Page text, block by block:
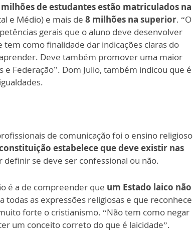
de estudantes estão matriculados na
e Médio) e mais de 8 milhões na superior. “O
gerais que o aluno deve desenvolver
como finalidade dar indicações claras do
Deve também promover uma maior
Federação”. Dom Julio, também indicou que é
de comunicação foi o ensino religioso
estabelece que deve existir nas
definir se deve ser confessional ou não.
é a de compreender que um Estado laico não
todas as expressões religiosas e que reconhece
forte o cristianismo. “Não tem como negar
um conceito correto do que é laicidade”.